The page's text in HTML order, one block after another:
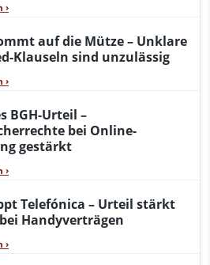
›
auf die Mütze – Unklare
Klauseln sind unzulässig
›
BGH-Urteil –
bei Online-
gestärkt
›
Telefónica – Urteil stärkt
Handyverträgen
›